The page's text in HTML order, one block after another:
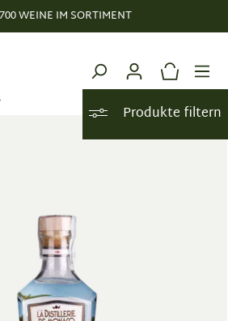
WEINE IM SORTIMENT
Produkte filtern